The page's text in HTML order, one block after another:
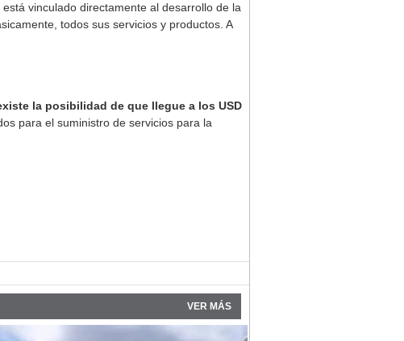
vinculado directamente al desarrollo de la
todos sus servicios y productos. A
la posibilidad de que llegue a los USD
para el suministro de servicios para la
VER MÁS